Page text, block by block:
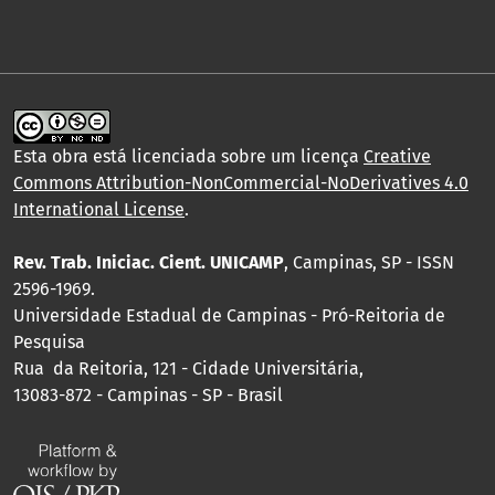
Esta obra está licenciada sobre um licença Creative
Commons Attribution-NonCommercial-NoDerivatives 4.0
International License.
Rev. Trab. Iniciac. Cient. UNICAMP, Campinas, SP - ISSN
2596-1969.
Universidade Estadual de Campinas - Pró-Reitoria de
Pesquisa
Rua da Reitoria, 121 - Cidade Universitária,
13083-872 - Campinas - SP - Brasil